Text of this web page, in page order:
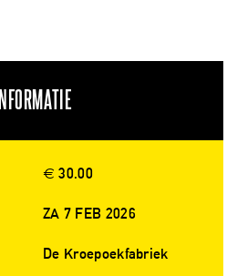
INFORMATIE
€ 30.00
ZA 7 FEB 2026
De Kroepoekfabriek